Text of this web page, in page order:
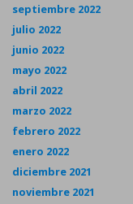
septiembre 2022
julio 2022
junio 2022
mayo 2022
abril 2022
marzo 2022
febrero 2022
enero 2022
diciembre 2021
noviembre 2021